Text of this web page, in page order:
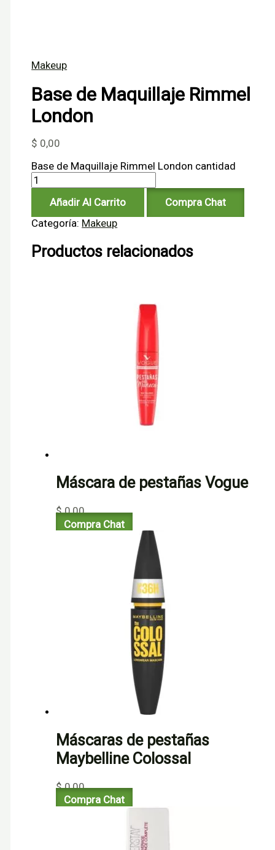
Makeup
Base de Maquillaje Rimmel
London
$ 0,00
Base de Maquillaje Rimmel London cantidad
Añadir Al Carrito
Compra Chat
Categoría: Makeup
Productos relacionados
Máscara de pestañas Vogue
$0,00
Compra Chat
Máscaras de pestañas
Maybelline Colossal
$0,00
Compra Chat